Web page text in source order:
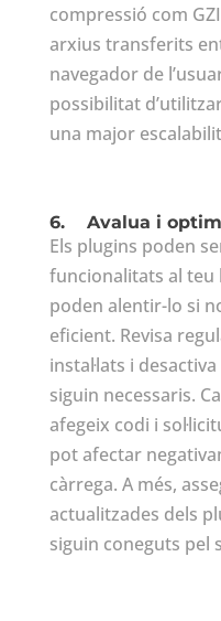
compressió com
arxius transferits
navegador de
possibilitat
una major
6. Avalua i
Els plugins poden
funcionalitats al teu
poden alentir-lo si
eficient. Revisa
instal·lats i
siguin necessaris.
afegeix codi i
pot afectar
càrrega. A més,
actualitzades dels
siguin coneguts pel